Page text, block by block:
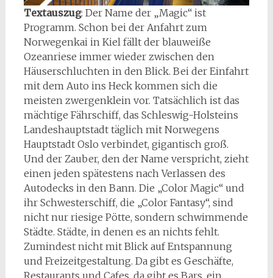
Textauszug: Der Name der „Magic“ ist
Programm. Schon bei der Anfahrt zum
Norwegenkai in Kiel fällt der blauweiße
Ozeanriese immer wieder zwischen den
Häuserschluchten in den Blick. Bei der Einfahrt
mit dem Auto ins Heck kommen sich die
meisten zwergenklein vor. Tatsächlich ist das
mächtige Fährschiff, das Schleswig-Holsteins
Landeshauptstadt täglich mit Norwegens
Hauptstadt Oslo verbindet, gigantisch groß.
Und der Zauber, den der Name verspricht, zieht
einen jeden spätestens nach Verlassen des
Autodecks in den Bann. Die „Color Magic“ und
ihr Schwesterschiff, die „Color Fantasy“, sind
nicht nur riesige Pötte, sondern schwimmende
Städte. Städte, in denen es an nichts fehlt.
Zumindest nicht mit Blick auf Entspannung
und Freizeitgestaltung. Da gibt es Geschäfte,
Restaurants und Cafes, da gibt es Bars, ein